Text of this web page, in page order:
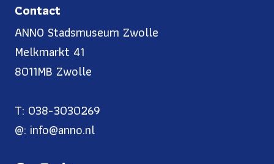
Contact
ANNO Stadsmuseum Zwolle
Melkmarkt 41
8011MB Zwolle
T: 038-3030269
@: info@anno.nl